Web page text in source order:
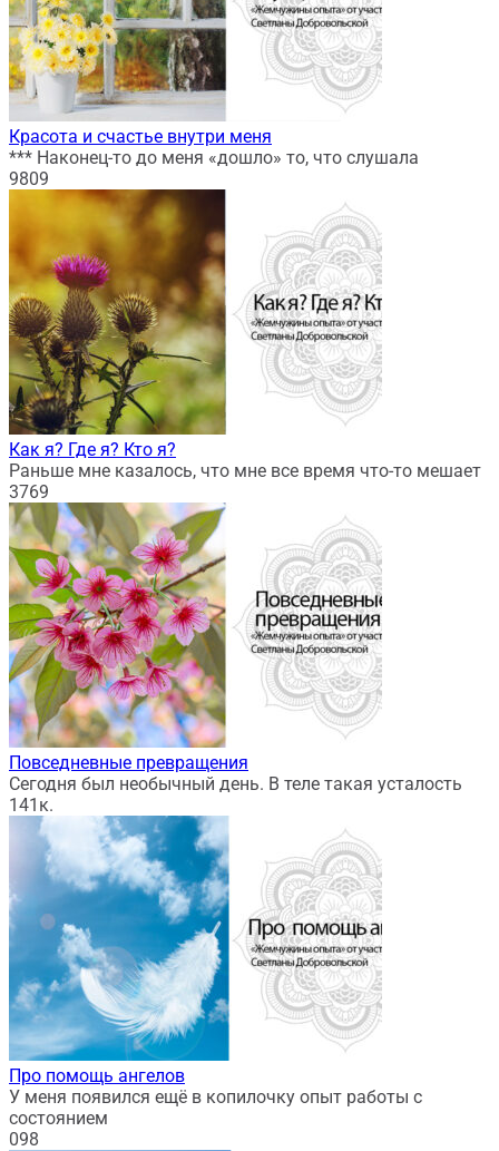
Красота и счастье внутри меня
*** Наконец-то до меня «дошло» то, что слушала
9809
Как я? Где я? Кто я?
Раньше мне казалось, что мне все время что-то мешает
3769
Повседневные превращения
Сегодня был необычный день. В теле такая усталость
141к.
Про помощь ангелов
У меня появился ещё в копилочку опыт работы с
состоянием
098